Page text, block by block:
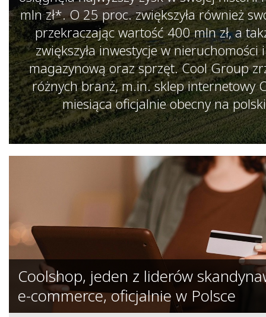
mln zł*. O 25 proc. zwiększyła również
przekraczając wartość 400 mln zł, a
zwiększyła inwestycje w nieruchomości
magazynową oraz sprzęt. Cool Group
różnych branż, m.in. sklep internetowy
miesiąca oficjalnie obecny na
Coolshop, jeden z liderów
e-commerce, oficjalnie w Polsce